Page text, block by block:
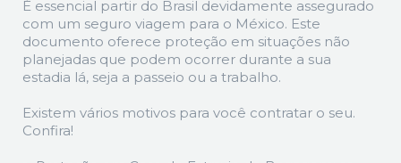
É essencial partir do Brasil devidamente assegurado
com um seguro viagem para o México. Este
documento oferece proteção em situações não
planejadas que podem ocorrer durante a sua
estadia lá, seja a passeio ou a trabalho.
Existem vários motivos para você contratar o seu.
Confira!